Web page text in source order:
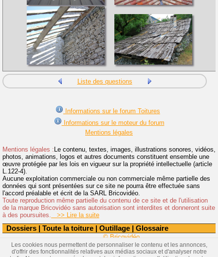
Dossiers | Toute la toiture | Outillage | Glossaire
Liste des questions
Informations sur le forum Toitures
Informations sur le moteur du forum
Mentions légales
Mentions légales : Le contenu, textes, images, illustrations sonores, vidéos,
photos, animations, logos et autres documents constituent ensemble une
œuvre protégée par les lois en vigueur sur la propriété intellectuelle (article
L.122-4).
Aucune exploitation commerciale ou non commerciale même partielle des
données qui sont présentées sur ce site ne pourra être effectuée sans
l'accord préalable et écrit de la SARL Bricovidéo.
Toute reproduction même partielle du contenu de ce site et de l'utilisation
de la marque Bricovidéo sans autorisation sont interdites et donneront suite
à des poursuites. >> Lire la suite
© Bricovidéo
Les cookies nous permettent de personnaliser le contenu et les annonces,
d'offrir des fonctionnalités relatives aux médias sociaux et d'analyser notre